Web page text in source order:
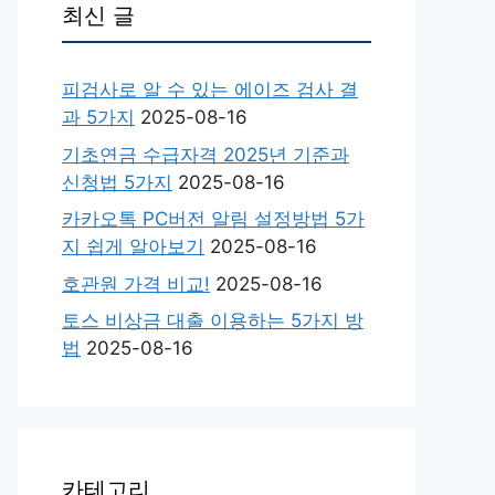
최신 글
피검사로 알 수 있는 에이즈 검사 결
과 5가지 2025-08-16
기초연금 수급자격 2025년 기준과
신청법 5가지 2025-08-16
카카오톡 PC버전 알림 설정방법 5가
지 쉽게 알아보기 2025-08-16
호관원 가격 비교! 2025-08-16
토스 비상금 대출 이용하는 5가지 방
법 2025-08-16
카테고리